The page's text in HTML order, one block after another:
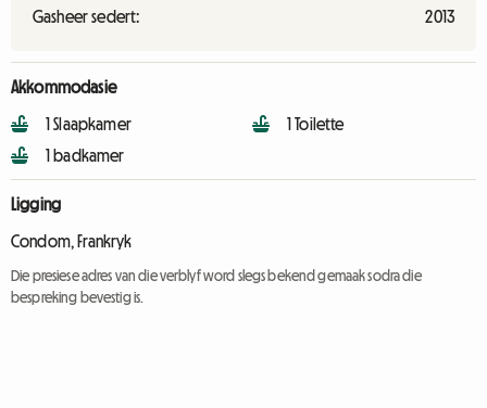
Gasheer sedert:
2013
Akkommodasie
1 Slaapkamer
1 badkamer
1 Toilette
Ligging
Condom, Frankryk
Die presiese adres van die verblyf word slegs bekend gemaak sodra die
bespreking bevestig is.